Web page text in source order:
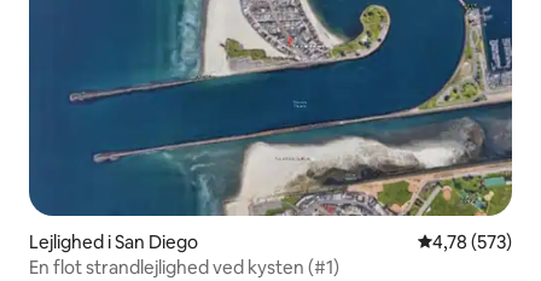
Lejlighed i San Diego 4,78 ud af 5 i
4,78 (573)
En flot strandlejlighed ved kysten (#1)